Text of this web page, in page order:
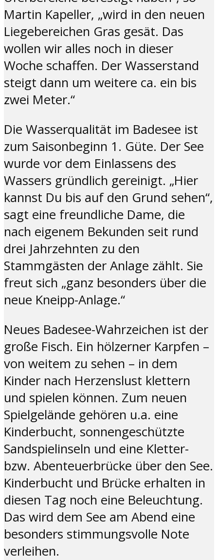
Martin Kapeller, „wird in den neuen
Liegebereichen Gras gesät. Das
wollen wir alles noch in dieser
Woche schaffen. Der Wasserstand
steigt dann um weitere ca. ein bis
zwei Meter.“
Die Wasserqualität im Badesee ist
zum Saisonbeginn 1. Güte. Der See
wurde vor dem Einlassens des
Wassers gründlich gereinigt. „Hier
kannst Du bis auf den Grund sehen“,
sagt eine freundliche Dame, die
nach eigenem Bekunden seit rund
drei Jahrzehnten zu den
Stammgästen der Anlage zählt. Sie
freut sich „ganz besonders über die
neue Kneipp-Anlage.“
Neues Badesee-Wahrzeichen ist der
große Fisch. Ein hölzerner Karpfen –
von weitem zu sehen – in dem
Kinder nach Herzenslust klettern
und spielen können. Zum neuen
Spielgelände gehören u.a. eine
Kinderbucht, sonnengeschützte
Sandspielinseln und eine Kletter-
bzw. Abenteuerbrücke über den See.
Kinderbucht und Brücke erhalten in
diesen Tag noch eine Beleuchtung.
Das wird dem See am Abend eine
besonders stimmungsvolle Note
verleihen.